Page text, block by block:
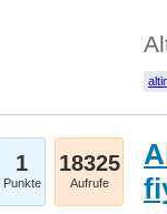
1
Punkte
18325
Aufrufe